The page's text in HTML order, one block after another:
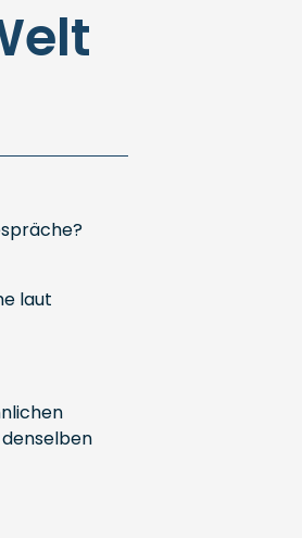
laut